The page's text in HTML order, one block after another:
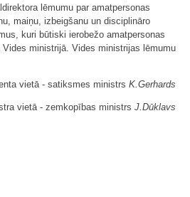
lēmumu par amatpersonas
maiņu, izbeigšanu un disciplināro
kuri būtiski ierobežo amatpersonas
ministrijā. Vides ministrijas lēmumu
vietā - satiksmes ministrs K.Gerhards
vietā - zemkopības ministrs J.Dūklavs